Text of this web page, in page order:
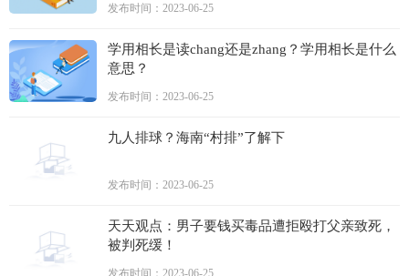
发布时间：2023-06-25
学用相长是读chang还是zhang？学用相长是什么
意思？
发布时间：2023-06-25
九人排球？海南“村排”了解下
发布时间：2023-06-25
天天观点：男子要钱买毒品遭拒殴打父亲致死，
被判死缓！
发布时间：2023-06-25